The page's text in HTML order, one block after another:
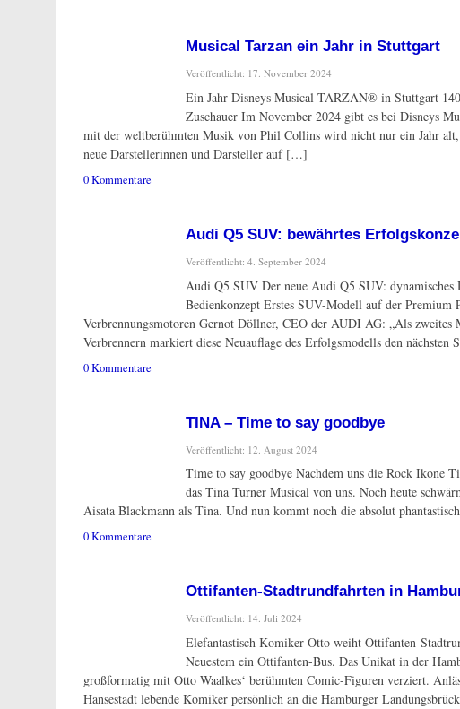
Musical Tarzan ein Jahr in Stuttgart
Veröffentlicht: 17. November 2024
Ein Jahr Disneys Musical TARZAN® in Stuttgart
Zuschauer Im November 2024 gibt es bei Disneys
mit der weltberühmten Musik von Phil Collins wird nicht nur ein Jahr
neue Darstellerinnen und Darsteller auf […]
0 Kommentare
Audi Q5 SUV: bewährtes
Veröffentlicht: 4. September 2024
Audi Q5 SUV Der neue Audi Q5 SUV:
Bedienkonzept Erstes SUV-Modell auf der
Verbrennungsmotoren Gernot Döllner, CEO der AUDI AG: „Als zweites
Verbrennern markiert diese Neuauflage des Erfolgsmodells den
0 Kommentare
TINA – Time to say goodbye
Veröffentlicht: 12. August 2024
Time to say goodbye Nachdem uns die Rock Ikone
das Tina Turner Musical von uns. Noch heute
Aisata Blackmann als Tina. Und nun kommt noch die absolut
0 Kommentare
Ottifanten-Stadtrundfahrten in
Veröffentlicht: 14. Juli 2024
Elefantastisch Komiker Otto weiht Ottifanten-
Neuestem ein Ottifanten-Bus. Das Unikat in der
großformatig mit Otto Waalkes‘ berühmten Comic-Figuren verziert.
Hansestadt lebende Komiker persönlich an die Hamburger